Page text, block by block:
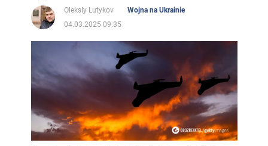
Oleksiy Lutykov
Wojna na Ukrainie
04.03.2025 09:35